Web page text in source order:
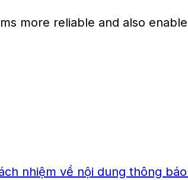
more reliable and also
nhiệm về nội dung thông